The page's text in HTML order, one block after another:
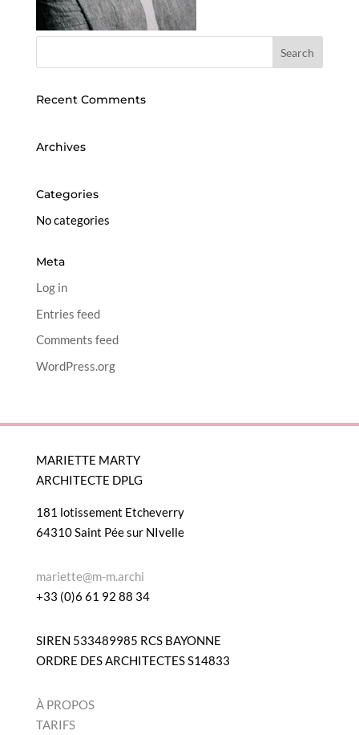
Recent Comments
Archives
Categories
No categories
Meta
Log in
Entries feed
Comments feed
WordPress.org
MARIETTE MARTY
ARCHITECTE DPLG
181 lotissement Etcheverry
64310 Saint Pée sur NIvelle
mariette@m-m.archi
+33 (0)6 61 92 88 34
SIREN 533489985 RCS BAYONNE
ORDRE DES ARCHITECTES S14833
À PROPOS
TARIFS